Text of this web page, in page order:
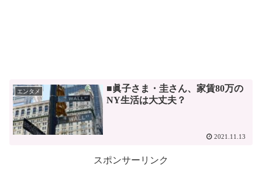
エンタメ
■眞子さま・圭さん、家賃80万の
NY生活は大丈夫？
2021.11.13
スポンサーリンク